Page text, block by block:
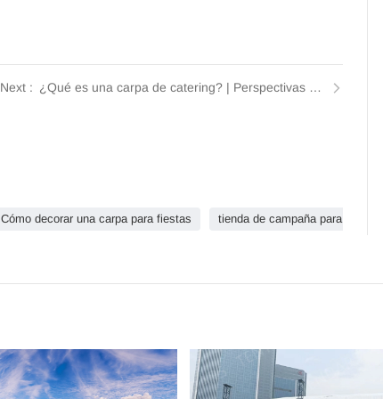
¿Qué es una carpa de catering? | Perspectivas de Tendars
Cómo decorar una carpa para fiestas tienda de campaña para